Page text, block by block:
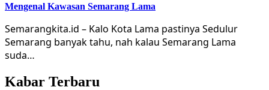
Mengenal Kawasan Semarang Lama
Semarangkita.id – Kalo Kota Lama pastinya Sedulur
Semarang banyak tahu, nah kalau Semarang Lama
suda…
Kabar Terbaru